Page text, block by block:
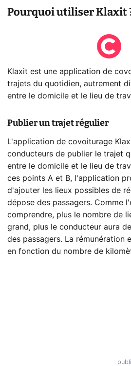
Pourquoi utiliser Klaxit
Klaxit est une application de
trajets du quotidien, autrement
entre le domicile et le lieu de
Publier un trajet régulier
L'application de covoiturage
conducteurs de publier le trajet
entre le domicile et le lieu de
ces points A et B, l'application
d'ajouter les lieux possibles de
dépose des passagers. Comme
comprendre, plus le nombre de
grand, plus le conducteur aura
des passagers. La rémunération
en fonction du nombre de